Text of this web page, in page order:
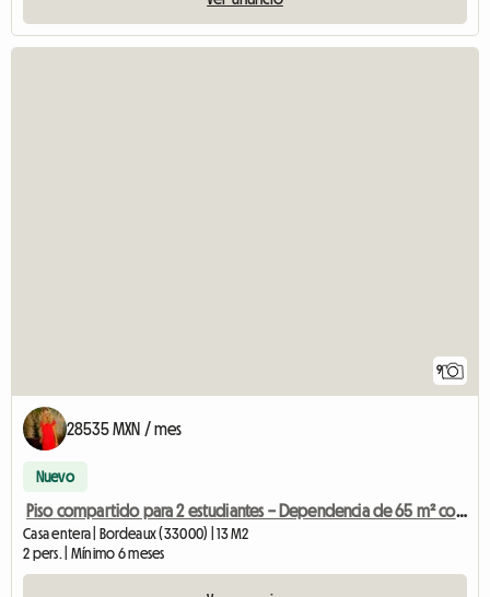
9
28535 MXN / mes
Nuevo
Piso compartido para 2 estudiantes – Dependencia de 65 m² con jardín
Casa entera | Bordeaux (33000) | 13 M2
2 pers. | Mínimo 6 meses